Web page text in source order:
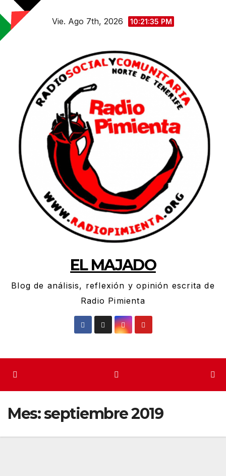
Saltar
al
contenido
Vie. Ago 7th, 2026 10:21:36 PM
EL MAJADO
Blog de análisis, reflexión y opinión escrita de
Radio Pimienta
Mes:septiembre 2019